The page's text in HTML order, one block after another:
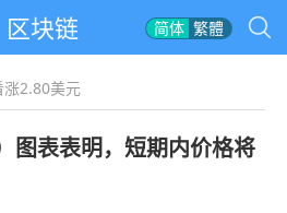
区块链 简体 繁體
涨2.80美元
图表表明，短期内价格将